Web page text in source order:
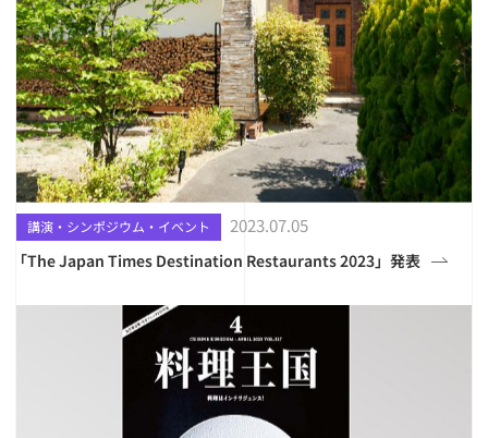
講演・シンポジウム・イベント 2023.07.05
「The Japan Times Destination Restaurants 2023」発表